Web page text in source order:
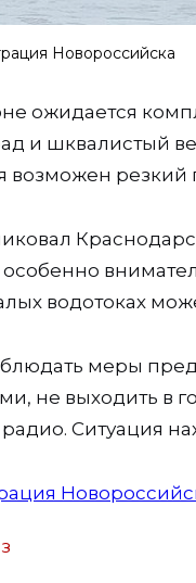
Новороссийска
ожидается
и шквалистый
возможен
особенно
водотоках
меры
не выходить в
Ситуация